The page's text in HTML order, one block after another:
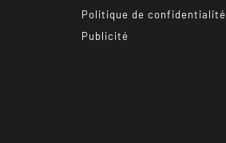
Politique de confidentialité
Publicité